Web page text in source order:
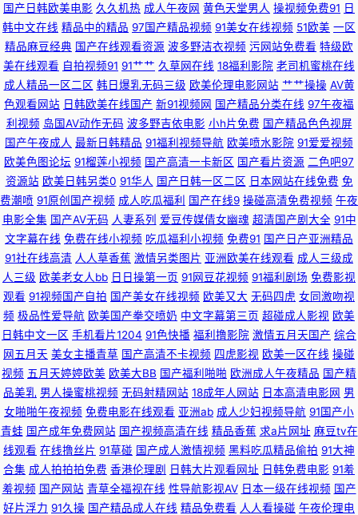
日韩AV无码自拍 大香蕉精超碰 婷婷五月天se 92国产区 欧美毛多水多bb 91
社网址 91视频国产网站 精品操逼 91人人操人人妻 97不卡在线视频 超碰夜夜
撸视频 午夜国产老熟女 91国产视频在线观看免费 久草在线 人妻午夜天堂 国
利社 大香蕉92 亚洲AV超碰资源站 豆花黑料导航 久热大香蕉 色色啪啪91 91
草美女 成人网站在线看 超碰在线最97 久久综合国产自拍 色婷婷色播播色婷
婷 传媒91福利 男女男啪啪啪 九九色色 91超碰在线内射 日韩97 91大神啪视
频 欧美人妖撸管 91社区试看一分钟 国产日韩欧美另类中文 www激情五月婷
婷 国产美女 日韩欧美女同 四虎乱轮 国产视频这里有 91性爰视频 欧美恋足网
站 中文字幕自拍一区 97超碰草草 深爱五月天激情 97欧美人妻一区二区 丝袜
足交射精 97色永久 午夜国产老熟女 传媒免费版91 国产精品久久中文字 先锋
影音资源AV站 91网页在线观看 韩国色网深爱网 91白丝尤物 国产96视频网站
探花视频91 99福利网 日韩操B视频 免费阿Ⅴ 狠狠日综合网 91啪视频网站 欧
国产日韩欧美电影 久久机热 成人午夜网 黄色天堂男人 操视频免费91 日
韩中文在线 精品中的精品 97国产精品视频 91美女在线视频 51欧美 一区
精品麻豆经典 国产在线观看资源 波多野洁衣视频 污网站免费看 特级欧
美在线观看 自拍视频91 91艹艹 久草网在线 18福利影院 老司机蜜桃在线
成人精品一区二区 韩日爆乳无码三级 欧美伦理电影网站 艹艹操操 AV黄
色观看网站 日韩欧美在线国产 新91视频网 国产精品分类在线 97午夜福
利视频 岛国AV动作无码 波多野吉依电影 小h片免费 国产精品色色视屏
国产午夜成人 最新日韩精品 91福利视频导航 欧美喷水影院 91爱爱视频
欧美色图论坛 91榴莲小视频 国产高清一卡新区 国产看片资源 二色吧97
资源站 欧美日韩另类0 91华人 国产日韩一区二区 日本网站在线免费 免
费潮喷 91原创国产视频 成人吃瓜福利 国产在线9 操碰高清免费视频 午夜
电影全集 国产AV无码 人妻系列 爱豆传媒倩女幽魂 超清国产剧大全 91中
文字幕在线 免费在线小视频 吃瓜福利小视频 免费91 国产日产亚洲精品
91社在线高清 人人草香蕉 激情另类图片 亚洲欧美在线观看 成人三级成
人三级 欧美老女人bb 日日操第一页 91网豆花视频 91福利剧场 免费影视
观看 91视频国产自拍 国产美女在线视频 欧美又大 无码四虎 女同激吻视
频 极品性爱导航 欧美国产拳交喷奶 中文字幕第三页 超碰成人影视 欧美
日韩中文一区 手机看片1204 91色快播 福利撸影院 激情五月天国产 综合
网五月天 美女主播青草 国产高清不卡视频 四虎影视 欧美一区在线 操碰
视频 五月天婷婷欧美 欧美大BB 国产福利啪啪 欧洲成人午夜精品 国产精
品美乳 男人操蜜桃视频 无码射精网站 18成年人网站 日本高清电影网 男
女啪啪午夜视频 免费电影在线观看 亚洲ab 成人少妇视频导航 91国产小
青蛙 国产成年免费网站 国产视频高清在线 精品香蕉 求a片网址 麻豆tv在
线观看 在线撸丝片 91草碰 国产成人激情视频 黑料吃瓜精品偷拍 91大神
合集 成人拍拍拍免费 香港伦理剧 日韩大片观看网址 日韩免费电影 91羞
羞视频 国产网站 青草全福视在线 性导航影视AV 日本一级在线视频 国产
好片浮力 91久操 国产精品成人在线 精品免费看 人人看操碰 午夜伦理电